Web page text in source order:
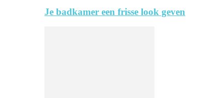
Je badkamer een frisse look geven